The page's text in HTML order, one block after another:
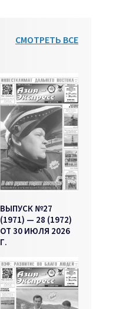
СМОТРЕТЬ ВСЕ
ВЫПУСК №27
(1971) — 28 (1972)
ОТ 30 ИЮЛЯ 2026
Г.